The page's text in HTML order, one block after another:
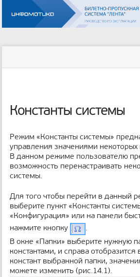
Инструменты
пользователя
сайта
страницы
е
т
д
а
н
н
ы
е
т
р
а
н
ц
ы
Константы системы
Режим «Константы системы»
управления значениями некоторых
В данном режиме пользователю
возможность перенастраивать
системы.
Для того чтобы перейти в данный
выберите пункт «Константы
«Конфигурация» или на панели
нажмите кнопку
.
В окне «Папки» выберите нужную
константами, и справа отобразится
констант выбранной папки,
можете изменить (рис.14.1).